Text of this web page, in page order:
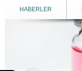
HABERLER